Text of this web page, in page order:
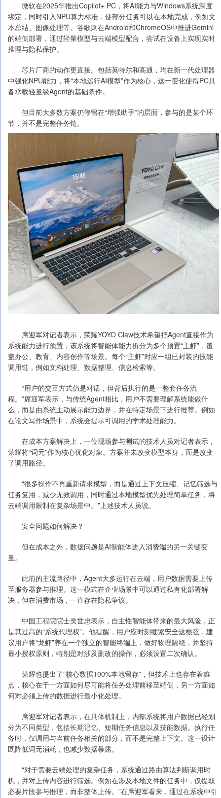
微软在2025年推出Copilot+ PC，将AI能力与Windows系统深度
绑定，同时引入NPU算力标准，使部分任务可以在本地完成，例如文
本总结、图像处理等。谷歌则在Android和ChromeOS中推进Gemini
的端侧部署，通过轻量模型与云端模型配合，尝试在设备上实现实时
推理与隐私保护。
芯片厂商的动作更直接。包括英特尔和高通，均在新一代处理器
中强化NPU能力，将“本地运行AI模型”作为核心，这一变化使得PC具
备承载轻量级Agent的基础条件。
但目前大多数方案仍停留在“增强助手”的层面，参与的是某个环
节，并不是完整任务链。
席迎军对记者表示，荣耀YOYO Claw技术希望把Agent直接作为
系统能力进行预置，该系统将智能体能力拆分为多个预置“主虾”，覆
盖办公、教育、内容创作等场景。每个“主虾”对应一组已封装的技能
调用链，例如文档处理、数据整理、信息检索等。
“用户的交互方式仍是对话，但背后执行的是一整套任务流
程。”席迎军表示，与传统Agent相比，用户不需要理解系统能做什
么，而是由系统主动展示能力边界，并在特定场景下进行推荐。例如
在论文写作场景中，系统会提示可调用的学术处理能力。
在成本方案解决上，一位现场参与测试的技术人员对记者表示，
荣耀将“词元”作为核心优化对象。方案并未改变模型本身，而是改变
了调用路径。
“很多操作不再重新请求模型，而是通过上下文压缩、记忆筛选与
任务复用，减少无效调用，同时通过本地模型优先处理简单任务，将
云端调用限制在复杂场景中。”上述技术人员说。
安全问题如何解决？
但在成本之外，数据问题是AI智能体进入消费端的另一关键变
量。
此前的主流路径中，Agent大多运行在云端，用户数据需要上传
至服务器参与推理。这一模式在企业场景中可以通过私有化部署解
决，但在消费市场，一直存在隐私争议。
中国工程院院士吴世忠表示，自主性智能体带来的最大风险，正
是其过高的“系统代理权”。他提醒，用户应时刻绷紧安全这根弦，建
议用户将“龙虾”养在一个独立的智能终端上，做好物理隔绝，并坚持
最小授权原则，特别是对涉及删改的操作，必须设置二次确认。
荣耀也提出了“核心数据100%本地留存”，但技术上也存在着难
点，核心在于一方面如何尽可能将任务处理前移至端侧，另一方面如
何对必须上传的数据进行最小化处理。
席迎军对记者表示，在具体机制上，内部系统将用户数据已经划
分为不同类型，包括长期记忆、短期任务信息以及技能数据。执行任
务时，仅调用与当前任务相关的部分，而不是完整上下文。这一设计
既降低词元消耗，也减少数据暴露。
“对于需要云端处理的复杂任务，系统通过路由算法判断调用时
机，并对上传内容进行筛选。例如在涉及本地文件的任务中，仅提取
必要片段参与推理，而非整体上传。”在席迎军看来，通过在系统中引